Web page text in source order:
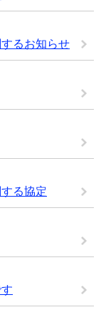
るお知らせ
る協定